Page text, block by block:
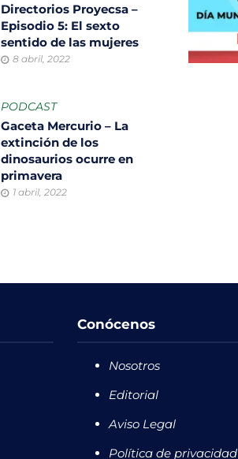
Directorios Proyecsa –
Episodio 5: El sexto
sentido de las mujeres
8 abril, 2022
PODCAST
Gaceta Mercurio – La
extinción de los
dinosaurios ocurre en
primavera
1 abril, 2022
Conócenos
Nosotros
Editorial
Aviso Legal
Política de privacidad